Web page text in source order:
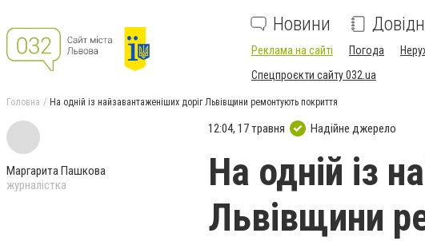
Новини
Реклама на сайті Погода
Спецпроєкти сайту 032.ua
Головна На одній із найзавантаженіших доріг Львівщини ремонтують покриття
Маргарита Пашкова
журналістка
12:04, 17 травня Надійне джерело
На одній із
Львівщини